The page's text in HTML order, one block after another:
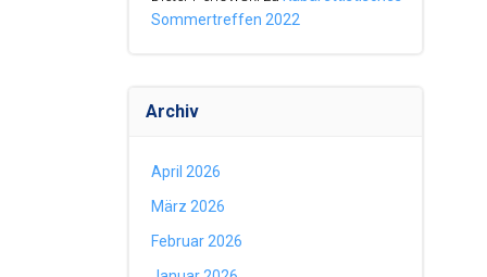
Sommertreffen 2022
Archiv
April 2026
März 2026
Februar 2026